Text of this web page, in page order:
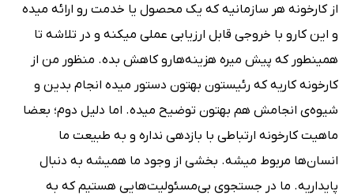
از کارخونه هر سازمانیه که یک محصول یا خدمت رو ارائه میده
و این کارو با خروجی قابل ارزیابی عملی میکنه و در تلاشه تا
همینطور که پیش میره هزینه‌هارو کاهش بده. منظور من از
کارخونه کاریه که رئیستون بهتون دستور میده انجام بدین و
شیوه‌ی انجامش هم بهتون توضیح میده. اما دلیل دوم؛ بعضا
ماهیت کارخونه ارتباطی با بازدهی نداره و به طبیعت ما
انسان‌ها مربوط میشه. بخشی از وجود ما همیشه به دنبال
پایداریه. ما در جستجوی بی‌مسئولیت‌هایی هستیم که به